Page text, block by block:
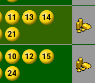
11 13
14
21
10 12
15
24